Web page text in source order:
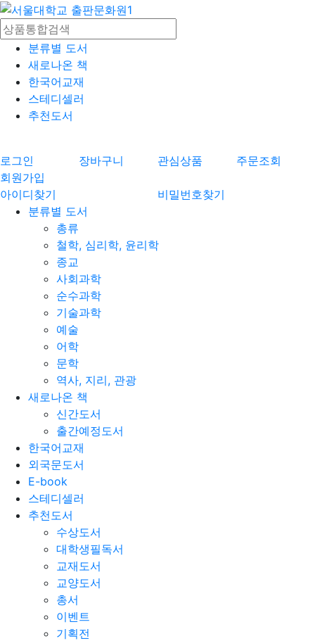
분류별 도서
새로나온 책
한국어교재
스테디셀러
추천도서
로그인 장바구니 관심상품
주문조회
회원가입
아이디찾기
비밀번호찾기
분류별 도서
총류
철학, 심리학, 윤리학
종교
사회과학
순수과학
기술과학
예술
어학
문학
역사, 지리, 관광
새로나온 책
신간도서
출간예정도서
한국어교재
외국문도서
E-book
스테디셀러
추천도서
수상도서
대학생필독서
교재도서
교양도서
총서
이벤트
기획전